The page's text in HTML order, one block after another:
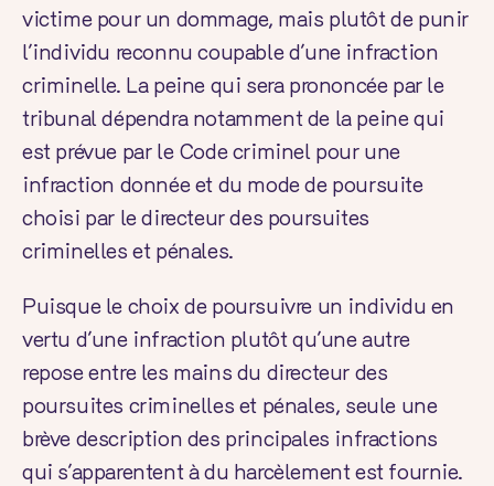
victime pour un dommage, mais plutôt de punir
l’individu reconnu coupable d’une infraction
criminelle. La peine qui sera prononcée par le
tribunal dépendra notamment de la peine qui
est prévue par le Code criminel pour une
infraction donnée et du mode de poursuite
choisi par le directeur des poursuites
criminelles et pénales.
Puisque le choix de poursuivre un individu en
vertu d’une infraction plutôt qu’une autre
repose entre les mains du directeur des
poursuites criminelles et pénales, seule une
brève description des principales infractions
qui s’apparentent à du harcèlement est fournie.